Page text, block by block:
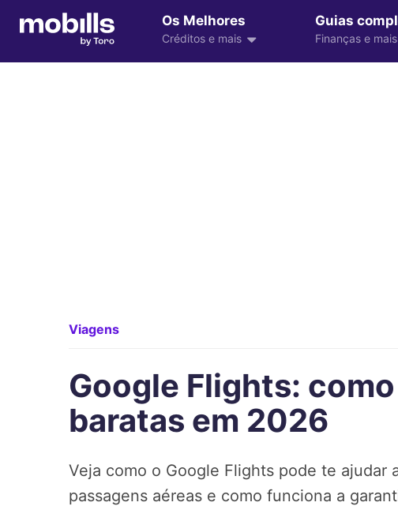
Os Melhores
Créditos e mais
Guias
Finanças e mais
Viagens
Google Flights:
baratas em 2026
Veja como o Google Flights pode te ajudar
passagens aéreas e como funciona a